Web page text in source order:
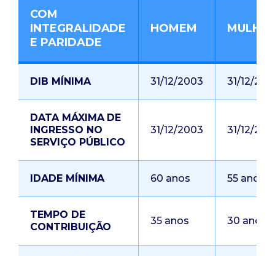
COM
INTEGRALIDADE
E PARIDADE
HOMEM
DIB MÍNIMA 31/12/2003 31/12/
DATA MÁXIMA DE
INGRESSO NO
SERVIÇO PÚBLICO
31/12/2003 31/12/
IDADE MÍNIMA 60 anos 55 anos
TEMPO DE
CONTRIBUIÇÃO
35 anos 30 anos